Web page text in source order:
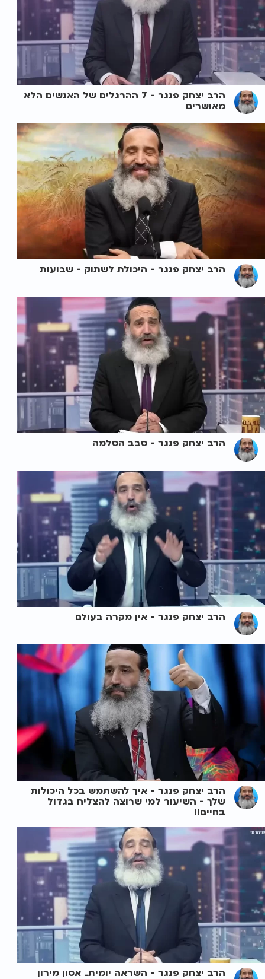
הרב יצחק פנגר - 7 ההרגלים של האנשים הלא
מאושרים
הרב יצחק פנגר - היכולת לשתוק - שבועות
הרב יצחק פנגר - סבב הסלמה
הרב יצחק פנגר - אין מקרה בעולם
הרב יצחק פנגר - איך להשתמש בכל היכולות
שלך - השיעור למי שרוצה להצליח בגדול
בחיים!!
הרב יצחק פנגר - השראה יומית_ אסון מירון